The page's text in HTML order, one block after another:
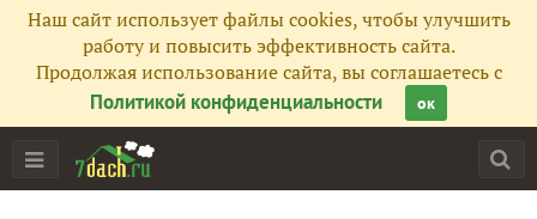
Наш сайт использует файлы cookies, чтобы улучшить
работу и повысить эффективность сайта.
Продолжая использование сайта, вы соглашаетесь с
Политикой конфиденциальности
ок